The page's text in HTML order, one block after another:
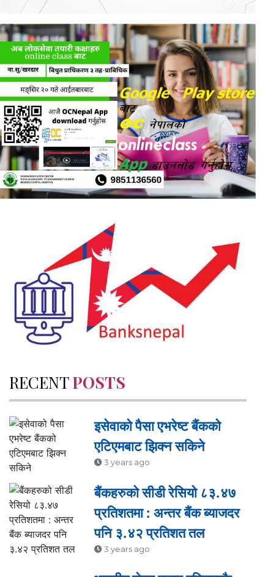
RECENTPOSTS
इसेवाको पैसा एभरेष्ट बैंकको
एटिएमबाट झिक्न सकिने
3 years ago
बैंकहरुको सीडी रेसियो ८३.४७
प्रतिशतमा : अन्तर बैंक ब्याजदर
पनि ३.४२ प्रतिशत तल
3 years ago